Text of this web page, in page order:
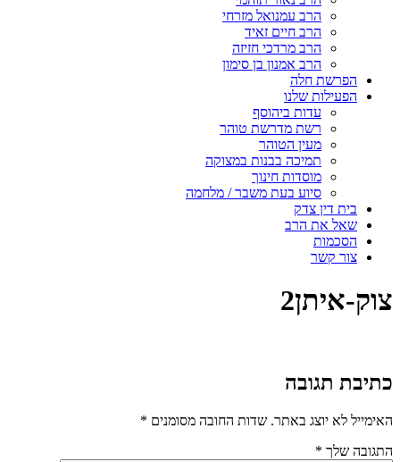
הרב עמנואל מזרחי
הרב חיים זאיד
הרב מרדכי חזיזה
הרב אמנון בן סימון
הפרשת חלה
הפעילות שלנו
עדות ביהוסף
רשת מדרשת טוהר
מעין הטוהר
תמיכה בבנות במצוקה
מוסדות חינוך
סיוע בעת משבר / מלחמה
בית דין צדק
שאל את הרב
הסכמות
צור קשר
צוק-איתן2
כתיבת תגובה
האימייל לא יוצג באתר. שדות החובה מסומנים *
התגובה שלך *